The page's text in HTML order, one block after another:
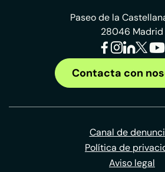
Paseo de la
28046 Madrid
Contacta con
Canal de
Política de
Aviso legal